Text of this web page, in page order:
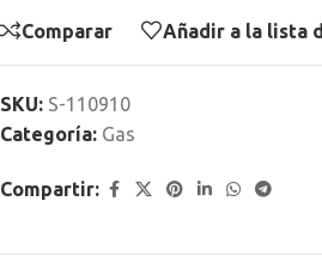
Comparar Añadir a la lista
SKU: S-110910
Categoría: Gas
Compartir: